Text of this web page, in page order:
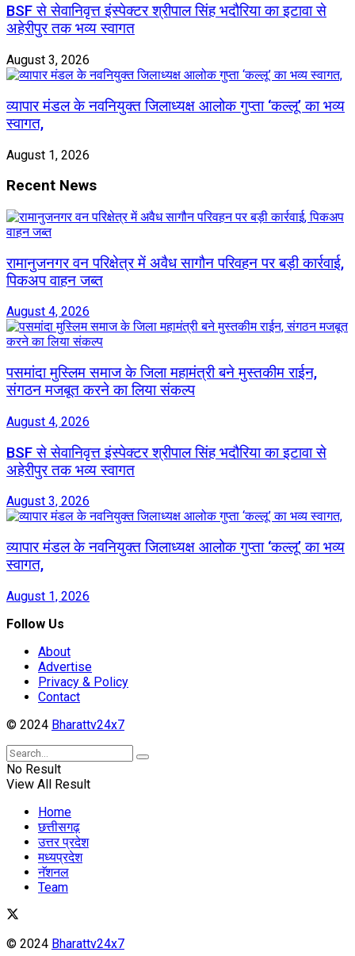
BSF से सेवानिवृत्त इंस्पेक्टर श्रीपाल सिंह भदौरिया का इटावा से
अहेरीपुर तक भव्य स्वागत
August 3, 2026
व्यापार मंडल के नवनियुक्त जिलाध्यक्ष आलोक गुप्ता ‘कल्लू’ का भव्य
स्वागत,
August 1, 2026
Recent News
रामानुजनगर वन परिक्षेत्र में अवैध सागौन परिवहन पर बड़ी कार्रवाई,
पिकअप वाहन जब्त
August 4, 2026
पसमांदा मुस्लिम समाज के जिला महामंत्री बने मुस्तकीम राईन,
संगठन मजबूत करने का लिया संकल्प
August 4, 2026
BSF से सेवानिवृत्त इंस्पेक्टर श्रीपाल सिंह भदौरिया का इटावा से
अहेरीपुर तक भव्य स्वागत
August 3, 2026
व्यापार मंडल के नवनियुक्त जिलाध्यक्ष आलोक गुप्ता ‘कल्लू’ का भव्य
स्वागत,
August 1, 2026
Follow Us
About
Advertise
Privacy & Policy
Contact
© 2024 Bharattv24x7
No Result
View All Result
Home
छत्तीसगढ़
उत्तर प्रदेश
मध्यप्रदेश
नॅशनल
Team
© 2024 Bharattv24x7